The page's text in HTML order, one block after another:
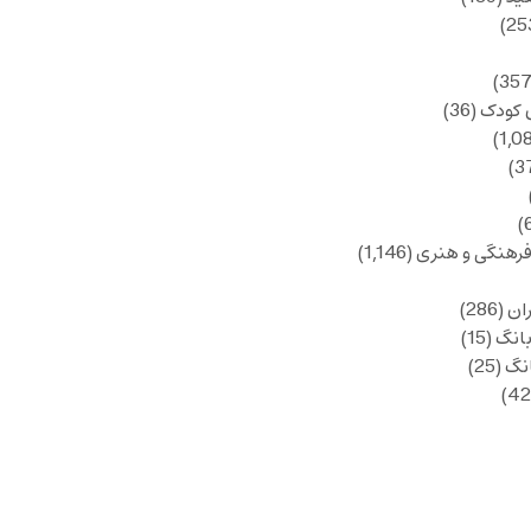
کودک(36)
و هنری(1,146)
(286)
(15)
(25)